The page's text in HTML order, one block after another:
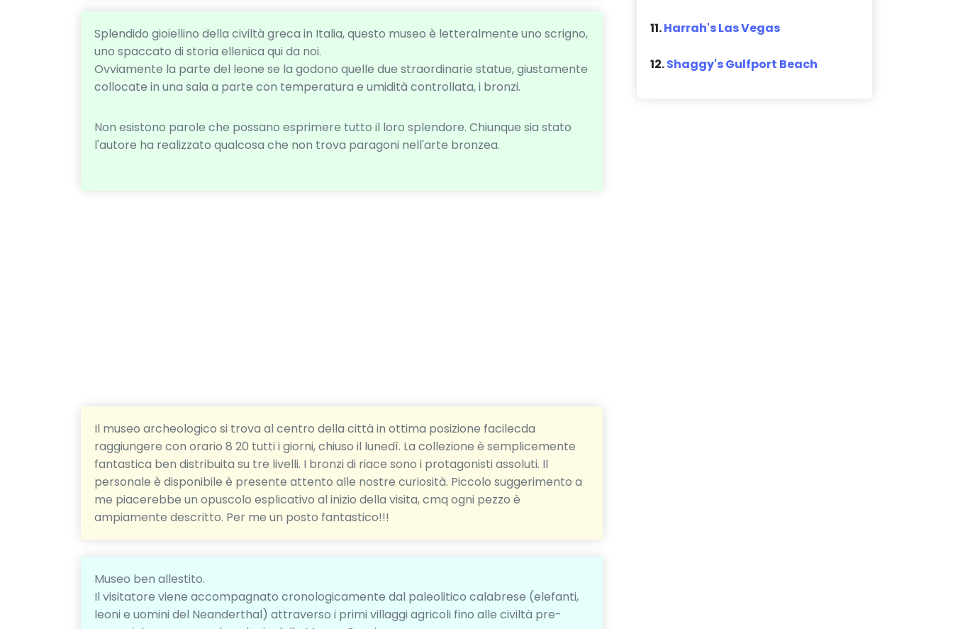
Splendido gioiellino della civiltà greca in Italia, questo museo è letteralmente uno scrigno,
uno spaccato di storia ellenica qui da noi.
Ovviamente la parte del leone se la godono quelle due straordinarie statue, giustamente
collocate in una sala a parte con temperatura e umidità controllata, i bronzi.
Non esistono parole che possano esprimere tutto il loro splendore. Chiunque sia stato
l'autore ha realizzato qualcosa che non trova paragoni nell'arte bronzea.
Il museo archeologico si trova al centro della città in ottima posizione facilecda
raggiungere con orario 8 20 tutti i giorni, chiuso il lunedì. La collezione è semplicemente
fantastica ben distribuita su tre livelli. I bronzi di riace sono i protagonisti assoluti. Il
personale è disponibile è presente attento alle nostre curiosità. Piccolo suggerimento a
me piacerebbe un opuscolo esplicativo al inizio della visita, cmq ogni pezzo è
ampiamente descritto. Per me un posto fantastico!!!
Museo ben allestito.
Il visitatore viene accompagnato cronologicamente dal paleolitico calabrese (elefanti,
leoni e uomini del Neanderthal) attraverso i primi villaggi agricoli fino alle civiltà pre-
11.Harrah's Las Vegas
12.Shaggy's Gulfport Beach